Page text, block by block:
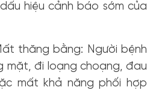
hiệu cảnh báo sớm của
thăng bằng: Người bệnh
mặt, đi loạng choạng, đau
mất khả năng phối hợp